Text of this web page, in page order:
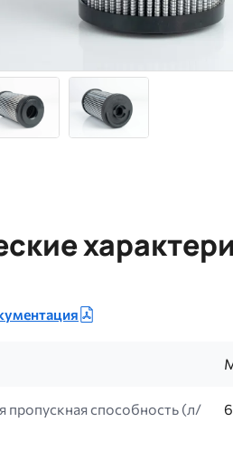
пропускная способность (л/